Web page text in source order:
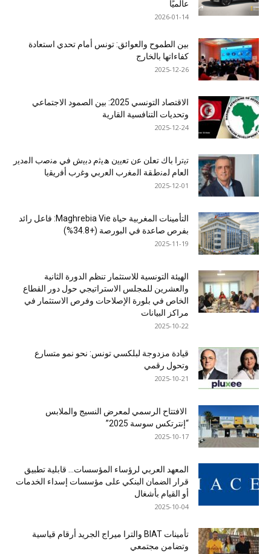
عالميًا
2026-01-14
بين الطموح والعوائق: تونس أمام تحدي استعادة
كفاءاتها بالخارج
2025-12-26
الاقتصاد التونسي 2025: بين الصمود الاجتماعي
وتحديات التنافسية القارية
2025-12-24
ﺗﯾﺗرا ﺑﺎك ﺗﻌﻠن ﻋن ﺗﻌﯾﯾن ھﯾﺛم دﺑﯾش ﻓﻲ ﻣﻧﺻب اﻟﻣدﯾر
اﻟﻌﺎم ﻟﻣﻧطﻘﺔ اﻟﻣﻐرب اﻟﻌرﺑﻲ وﻏرب أﻓرﯾﻘﯾﺎ
2025-12-01
التأمينات المغربية حياة Maghrebia Vie: فاعل رائد
بفرص صاعدة في البورصة (+34.8%)
2025-11-19
الهيئة التونسية للاستثمار تنظم الدورة الثانية
والعشرين للمجلس الاستراتيجي حول دور القطاع
الخاص في بلورة الإصلاحات وفرص الاستثمار في
مراكز البيانات
2025-10-22
قيادة مزدوجة لبلكسي تونس: نحو نمو متسارع
وتحول رقمي
2025-10-21
الافتتاح الرسمي لمعرض النسيج والملابس
“إنترتكس سوسة 2025”
2025-10-17
المعهد العربي لرؤساء المؤسسات… قابلية تطبيق
قرار الضمان البنكي على مؤسسات إسداء الخدمات
أو القيام بأشغال
2025-10-04
تأمينات BIAT والترا ميراج الجريد أرقام قياسية
وتضامن مجتمعي